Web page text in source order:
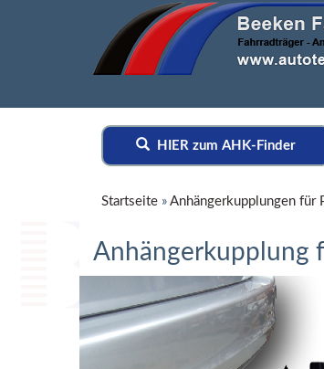
HIER zum AHK-Finder
Startseite » Anhängerkupplungen für
Anhängerkupplung